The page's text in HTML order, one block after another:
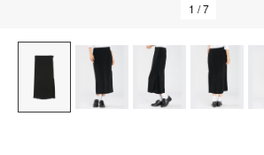
1 / 7